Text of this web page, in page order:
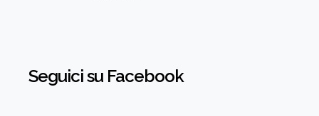
Seguici su Facebook